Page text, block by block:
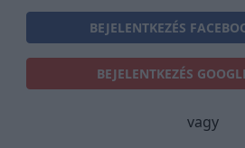
BEJELENTKEZÉS
BEJELENTKEZÉS
vagy